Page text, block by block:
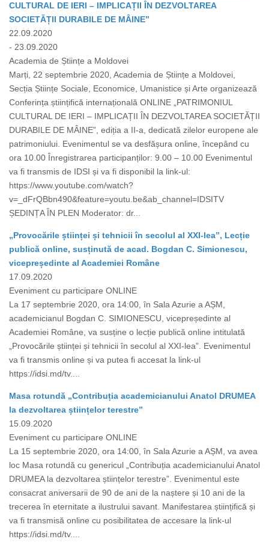
CULTURAL DE IERI – IMPLICAȚII ÎN DEZVOLTAREA
SOCIETĂȚII DURABILE DE MÂINE”
22.09.2020
- 23.09.2020
Academia de Științe a Moldovei
Marți, 22 septembrie 2020, Academia de Științe a Moldovei,
Secția Științe Sociale, Economice, Umanistice și Arte organizează
Conferința științifică internațională ONLINE „PATRIMONIUL
CULTURAL DE IERI – IMPLICAȚII ÎN DEZVOLTAREA SOCIETĂȚII
DURABILE DE MÂINE”, ediția a II-a, dedicată zilelor europene ale
patrimoniului. Evenimentul se va desfășura online, începând cu
ora 10.00 Înregistrarea participanților: 9.00 – 10.00 Evenimentul
va fi transmis de IDSI și va fi disponibil la link-ul:
https://www.youtube.com/watch?
v=_dFrQBbn490&feature=youtu.be&ab_channel=IDSITV
ȘEDINȚA ÎN PLEN Moderator: dr...
„Provocările științei și tehnicii în secolul al XXI-lea”, Lecție
publică online, susținută de acad. Bogdan C. Simionescu,
vicepreședinte al Academiei Române
17.09.2020
Eveniment cu participare ONLINE
La 17 septembrie 2020, ora 14:00, în Sala Azurie a AȘM,
academicianul Bogdan C. SIMIONESCU, vicepreședinte al
Academiei Române, va susține o lecție publică online intitulată
„Provocările științei și tehnicii în secolul al XXI-lea”. Evenimentul
va fi transmis online și va putea fi accesat la link-ul
https://idsi.md/tv....
Masa rotundă „Contribuția academicianului Anatol DRUMEA
la dezvoltarea științelor terestre”
15.09.2020
Eveniment cu participare ONLINE
La 15 septembrie 2020, ora 14:00, în Sala Azurie a AȘM, va avea
loc Masa rotundă cu genericul „Contribuția academicianului Anatol
DRUMEA la dezvoltarea științelor terestre”. Evenimentul este
consacrat aniversarii de 90 de ani de la naștere și 10 ani de la
trecerea în eternitate a ilustrului savant. Manifestarea științifică și
va fi transmisă online cu posibilitatea de accesare la link-ul
https://idsi.md/tv....